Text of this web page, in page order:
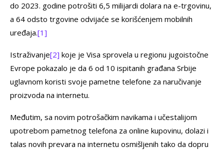
do 2023. godine potrošiti 6,5 milijardi dolara na e-trgovinu,
a 64 odsto trgovine odvijaće se korišćenjem mobilnih
uređaja.[1]
Istraživanje[2] koje je Visa sprovela u regionu jugoistočne
Evrope pokazalo je da 6 od 10 ispitanih građana Srbije
uglavnom koristi svoje pametne telefone za naručivanje
proizvoda na internetu.
Međutim, sa novim potrošačkim navikama i učestalijom
upotrebom pametnog telefona za online kupovinu, dolazi i
talas novih prevara na internetu osmišljenih tako da dopru